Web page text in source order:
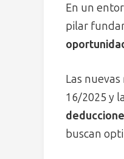
En un
pilar
Las
16/2025 y
buscan